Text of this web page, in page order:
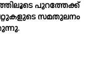
പുറത്തേക്ക്
സമതുലനം